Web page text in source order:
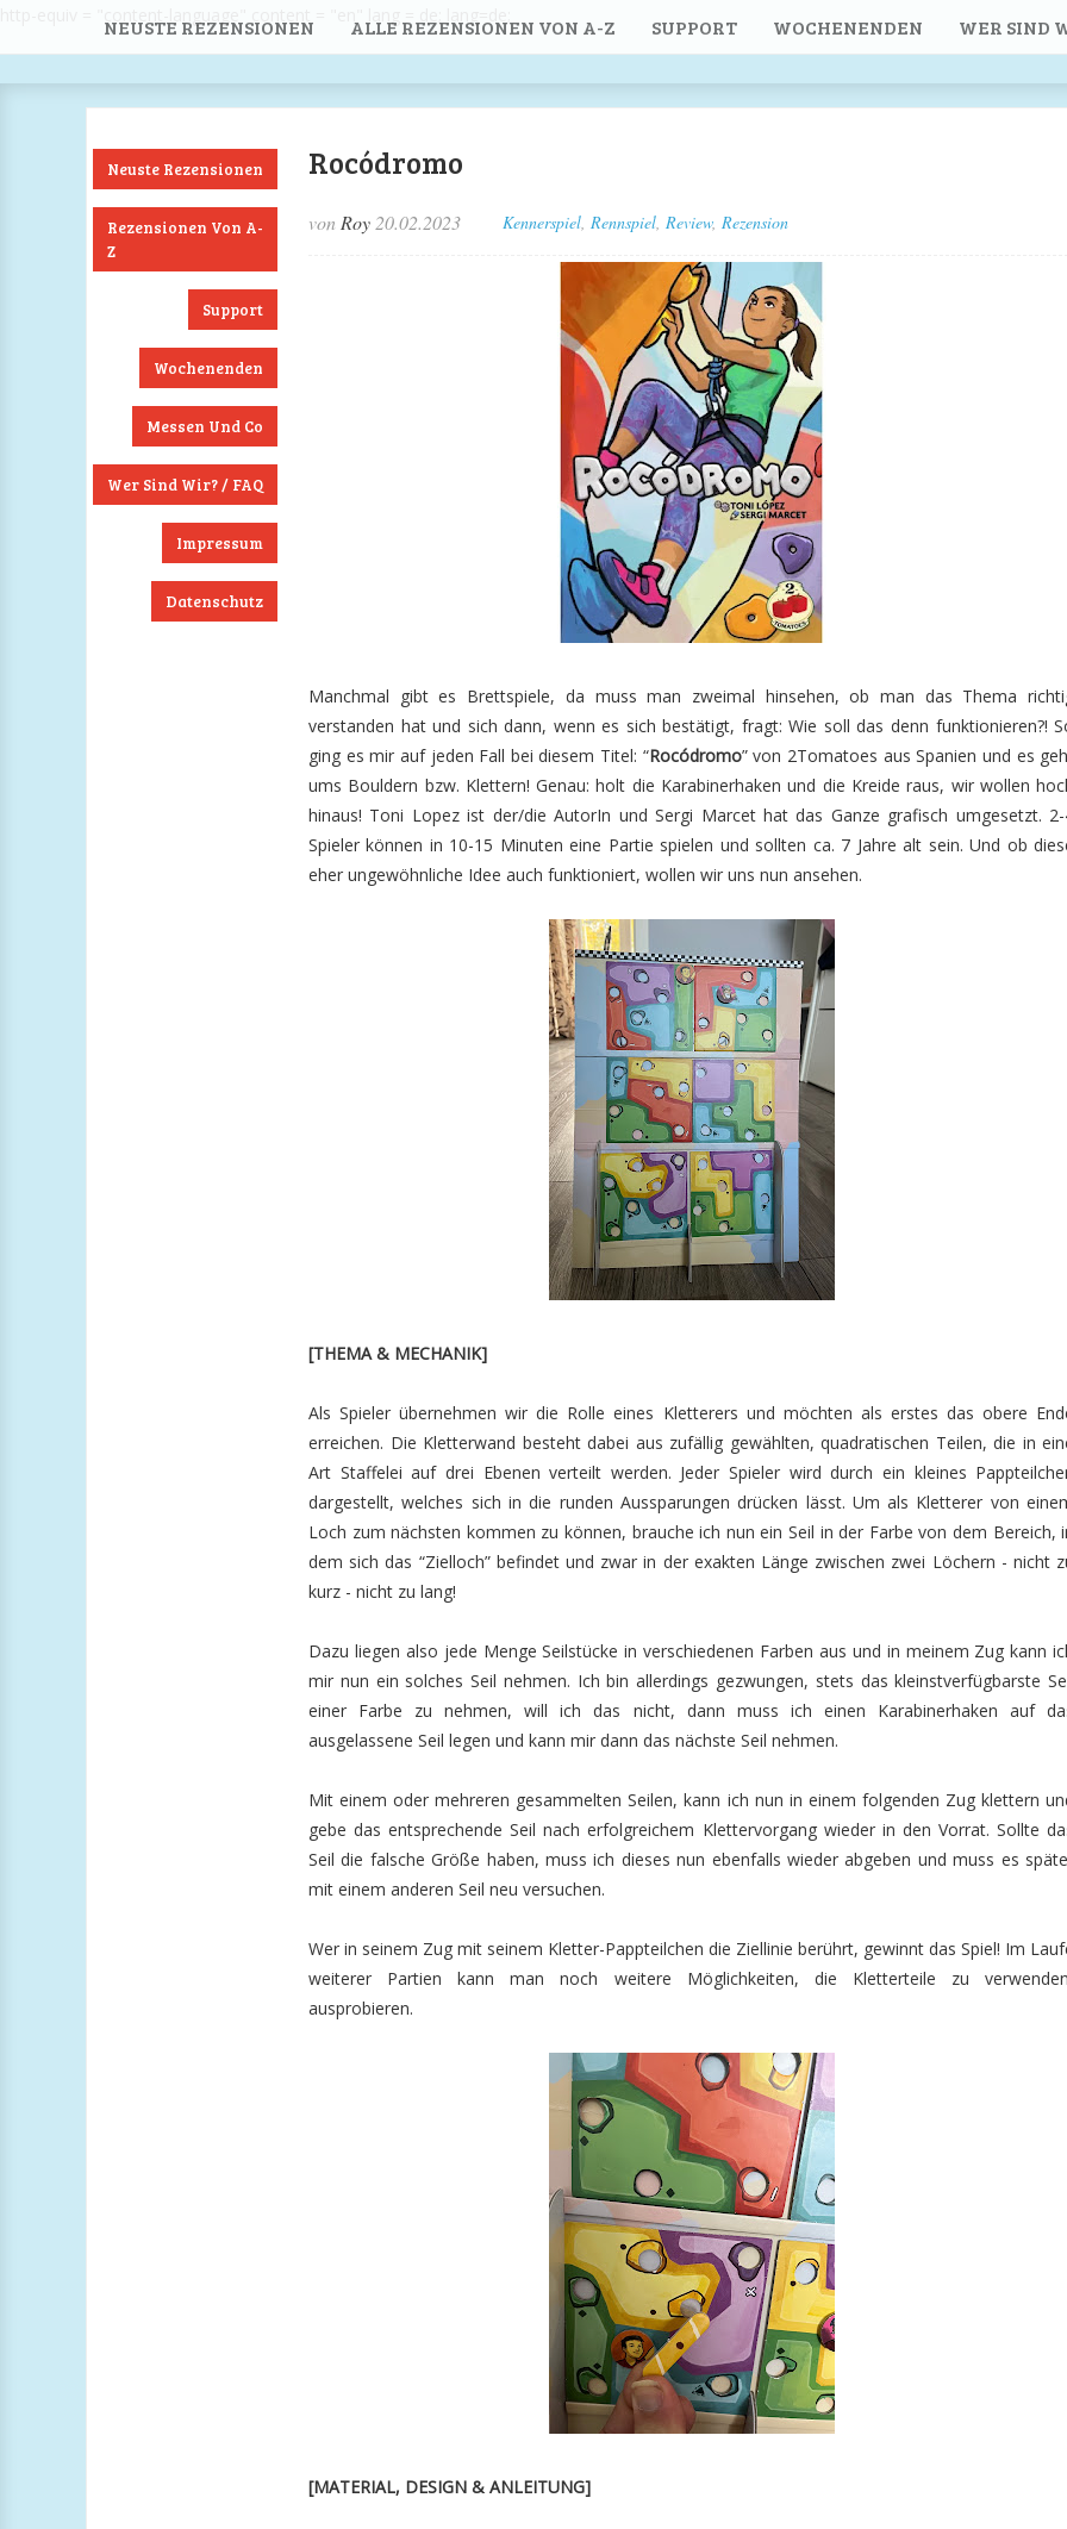
NEUSTE REZENSIONEN ALLE REZENSIONEN VON A-Z SUPPORT WOCHENENDEN WER SIND
Neuste Rezensionen
Rezensionen Von A-
Z
Support
Wochenenden
Messen Und Co
Wer Sind Wir? / FAQ
Impressum
Datenschutz
Rocódromo
von Roy 20.02.2023 Kennerspiel, Rennspiel, Review, Rezension
Manchmal gibt es Brettspiele, da muss man zweimal hinsehen, ob man das Thema
verstanden hat und sich dann, wenn es sich bestätigt, fragt: Wie soll das denn funktionieren?!
ging es mir auf jeden Fall bei diesem Titel: “Rocódromo” von 2Tomatoes aus Spanien und es
ums Bouldern bzw. Klettern! Genau: holt die Karabinerhaken und die Kreide raus, wir wollen
hinaus! Toni Lopez ist der/die AutorIn und Sergi Marcet hat das Ganze grafisch umgesetzt.
Spieler können in 10-15 Minuten eine Partie spielen und sollten ca. 7 Jahre alt sein. Und ob
eher ungewöhnliche Idee auch funktioniert, wollen wir uns nun ansehen.
[THEMA & MECHANIK]
Als Spieler übernehmen wir die Rolle eines Kletterers und möchten als erstes das obere
erreichen. Die Kletterwand besteht dabei aus zufällig gewählten, quadratischen Teilen, die in
Art Staffelei auf drei Ebenen verteilt werden. Jeder Spieler wird durch ein kleines
dargestellt, welches sich in die runden Aussparungen drücken lässt. Um als Kletterer von
Loch zum nächsten kommen zu können, brauche ich nun ein Seil in der Farbe von dem Bereich,
dem sich das “Zielloch” befindet und zwar in der exakten Länge zwischen zwei Löchern - nicht
kurz - nicht zu lang!
Dazu liegen also jede Menge Seilstücke in verschiedenen Farben aus und in meinem Zug kann
mir nun ein solches Seil nehmen. Ich bin allerdings gezwungen, stets das kleinstverfügbarste
einer Farbe zu nehmen, will ich das nicht, dann muss ich einen Karabinerhaken auf
ausgelassene Seil legen und kann mir dann das nächste Seil nehmen.
Mit einem oder mehreren gesammelten Seilen, kann ich nun in einem folgenden Zug klettern
gebe das entsprechende Seil nach erfolgreichem Klettervorgang wieder in den Vorrat. Sollte
Seil die falsche Größe haben, muss ich dieses nun ebenfalls wieder abgeben und muss es
mit einem anderen Seil neu versuchen.
Wer in seinem Zug mit seinem Kletter-Pappteilchen die Ziellinie berührt, gewinnt das Spiel! Im
weiterer Partien kann man noch weitere Möglichkeiten, die Kletterteile zu
ausprobieren.
[MATERIAL, DESIGN & ANLEITUNG]
Instagram